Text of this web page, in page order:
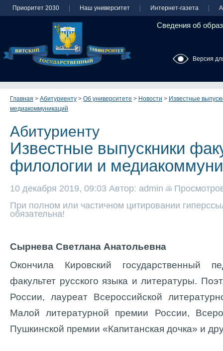
Приоритет 2030 Наш университет Интернет-газета
Сведения об
Версия
Главная > Абитуриенту > Об университете > Новости > Известные
медиакоммуникаций
Абитуриенту
Известные выпускники
филологии и
10 декабря 2019, 09:03 Автор: admin
При полном или частичном цитировании
обязательна!
Сырнева Светлана Анатольевна
Окончила Кировский государственный
факультет русского языка и литературы.
России, лауреат Всероссийской
Малой литературной премии России,
Пушкинской премии «Капитанская дочка» и